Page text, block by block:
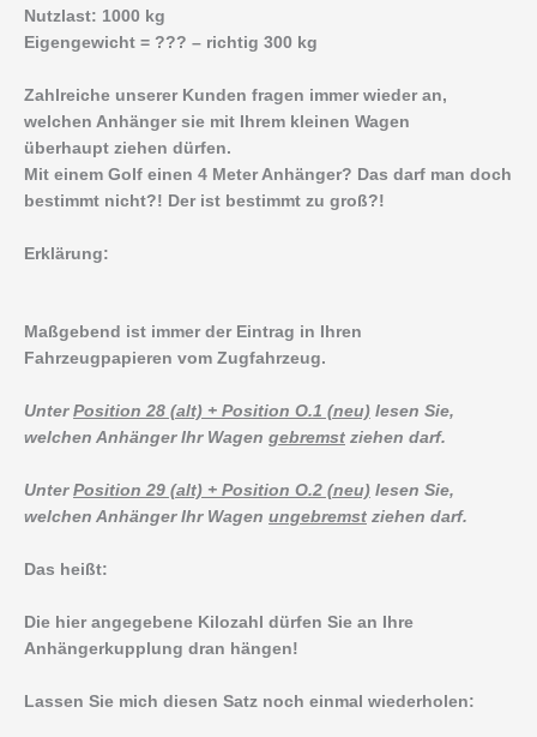
Nutzlast: 1000 kg
Eigengewicht = ??? – richtig 300 kg
Zahlreiche unserer Kunden fragen immer wieder an,
welchen Anhänger sie mit Ihrem kleinen Wagen
überhaupt ziehen dürfen.
Mit einem Golf einen 4 Meter Anhänger? Das darf man doch
bestimmt nicht?! Der ist bestimmt zu groß?!
Erklärung:
Maßgebend ist immer der Eintrag in Ihren
Fahrzeugpapieren vom Zugfahrzeug.
Unter Position 28 (alt) + Position O.1 (neu) lesen Sie,
welchen Anhänger Ihr Wagen gebremst ziehen darf.
Unter Position 29 (alt) + Position O.2 (neu) lesen Sie,
welchen Anhänger Ihr Wagen ungebremst ziehen darf.
Das heißt:
Die hier angegebene Kilozahl dürfen Sie an Ihre
Anhängerkupplung dran hängen!
Lassen Sie mich diesen Satz noch einmal wiederholen: